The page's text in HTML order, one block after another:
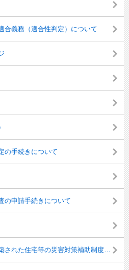
合義務（適合性判定）について
の手続きについて
の申請手続きについて
土砂災害特別警戒区域等に建築された住宅等の災害対策補助制度について